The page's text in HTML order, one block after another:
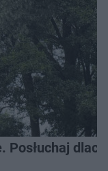
Posłuchaj